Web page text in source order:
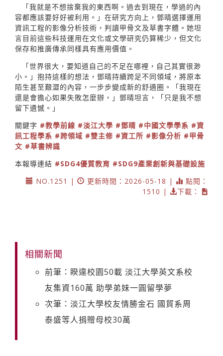
「我就是不想捨棄我的東西啊。過去到現在，學過的內
容都應該要好好被利用。」在研究方向上，鄧晴選擇運用
資訊工程的影像分析技術，判讀甲骨文及草書字體。她坦
言目前這些科技運用在文化或文學研究仍算稀少，但文化
保存和推廣傳承同樣具有應用價值。
「世界很大，要知道自己的不足在哪裡，自己其實很渺
小。」抱持這樣的想法，鄧晴持續跨足不同領域，將原本
陌生甚至艱澀的內容，一步步變成新的舒適圈。「我現在
還是會擔心如果失敗怎麼辦，」鄧晴坦言，「只是我不想
留下遺憾。」
關鍵字 #教學前線 #淡江大學 #鄧晴 #中國文學學系 #資
訊工程學系 #跨領域 #雙主修 #資工所 #影像分析 #甲骨
文 #草書辨識
本報導連結 #SDG4優質教育 #SDG9產業創新與基礎設施
NO.1251 |
更新時間：2026-05-18 |
點閱：
1510 |
下載：
相關新聞
前筆：睽違校園50載 淡江大學英文系校
友集資160萬 助學弟妹一圓留學夢
次筆：淡江大學校友情勝金石 國貿系周
泰盛等人捐贈母校30萬